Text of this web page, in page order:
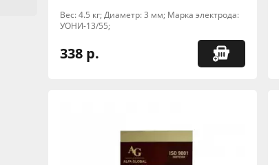
Вес: 4.5 кг; Диаметр: 3 мм; Марка электрода:
УОНИ-13/55;
338 р.